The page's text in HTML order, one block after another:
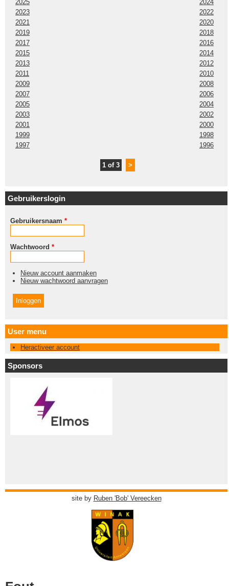
2025
2024
2023
2022
2021
2020
2019
2018
2017
2016
2015
2014
2013
2012
2011
2010
2009
2008
2007
2006
2005
2004
2003
2002
2001
2000
1999
1998
1997
1996
1 of 3 >
Gebruikerslogin
Gebruikersnaam *
Wachtwoord *
Nieuw account aanmaken
Nieuw wachtwoord aanvragen
User menu
Heractiveer account
Sponsors
site by Ruben 'Bob' Vereecken